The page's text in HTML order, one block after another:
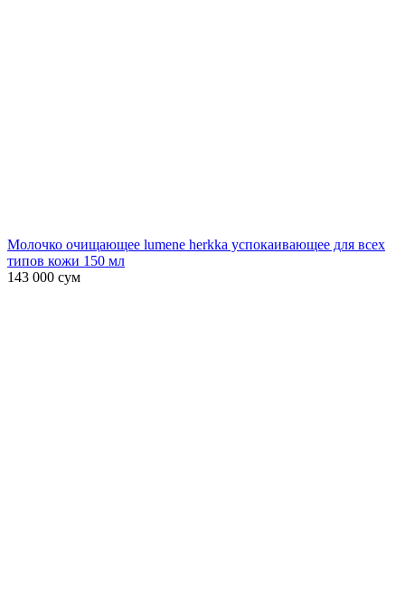
Молочко очищающее lumene herkka успокаивающее для всех
типов кожи 150 мл
143 000 сум